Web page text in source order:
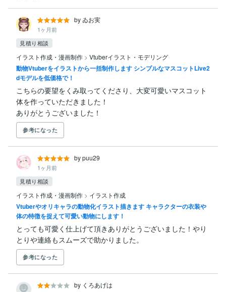
by ゐお実
1ヶ月前
見積り相談
イラスト作成・漫画制作 > Vtuberイラスト・モデリング
動物Vtuberをイラストから一括制作します シンプルなマスコットLive2
dモデルを低価格で！
こちらの要望をくみ取ってくださり、大変可愛いマスコット
体を作っていただきました！
ありがとうございました！
参考になった
by puu29
1ヶ月前
見積り相談
イラスト作成・漫画制作 > イラスト作成
Vtuberやオリキャラの動物化イラスト描きます キャラクターの衣装や
体の特徴を捉えて可愛い動物にします！
とっても可愛く仕上げて頂きありがとうございました！やり
とりや連絡もスムーズで助かりました。
参考になった
by くろあげは